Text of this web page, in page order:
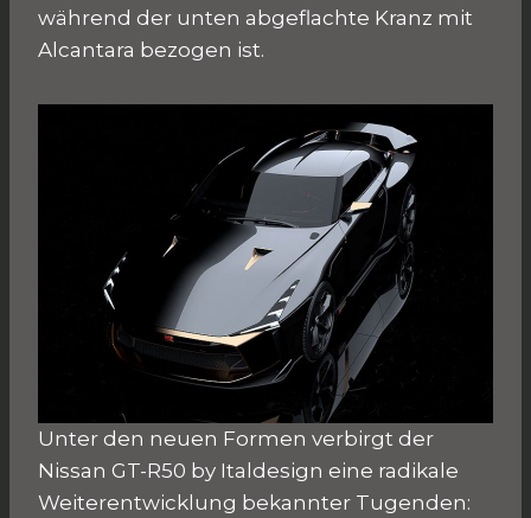
während der unten abgeflachte Kranz mit
Alcantara bezogen ist.
Unter den neuen Formen verbirgt der
Nissan GT-R50 by Italdesign eine radikale
Weiterentwicklung bekannter Tugenden: